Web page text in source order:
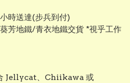
時送達(步兵到付)
芳地鐵/青衣地鐵交貨 *視乎工作
Jellycat、Chiikawa 或